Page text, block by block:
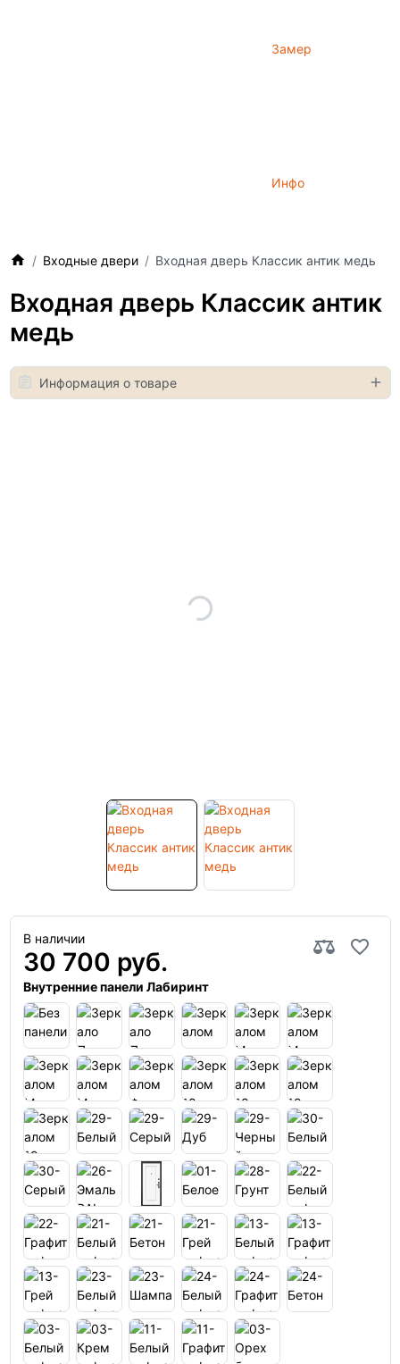
Замер
Инфо
Входные двери Входная дверь Классик антик медь
Входная дверь Классик антик
медь
Информация о товаре
В наличии
30 700 руб.
Внутренние панели Лабиринт